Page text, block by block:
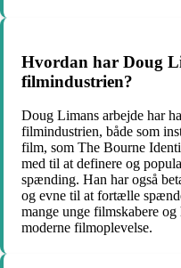
Hvordan har Doug
filmindustrien?
Doug Limans arbejde har
filmindustrien, både som
film, som The Bourne
med til at definere og
spænding. Han har også
og evne til at fortælle
mange unge filmskabere
moderne filmoplevelse.